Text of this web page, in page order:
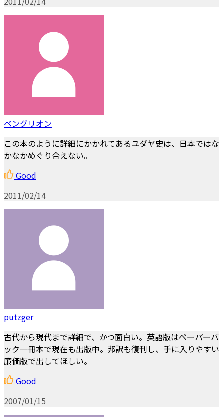
ベングリオン
この本のように詳細にかかれてあるユダヤ史は、日本ではな
かなかめぐり合えない。
Good
2011/02/14
putzger
古代から現代まで詳細で、かつ面白い。英語版はペーパーバ
ック一冊本で現在も出版中。邦訳も復刊し、手に入りやすい
廉価版で出してほしい。
Good
2007/01/15